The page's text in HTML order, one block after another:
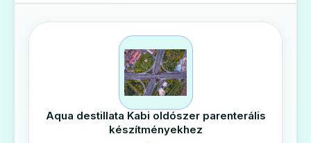
Aqua destillata Kabi oldószer parenterális
készítményekhez